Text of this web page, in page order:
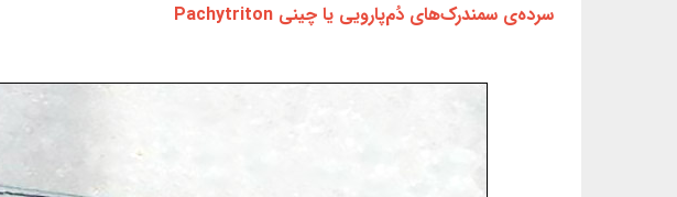
سرده‌ی سمندرک‌های دُم‌پارویی یا چینی Pachytriton